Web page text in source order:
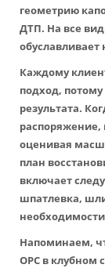
геометрию
ДТП. На все
обуславливает
Каждому
подход,
результата.
оценивая
план
включает
шпатлевка,
Напоминаем,
OPC в клубном